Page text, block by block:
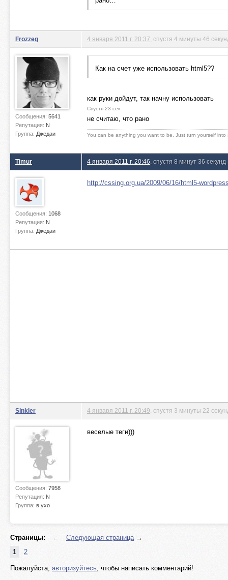
Frozzeg
Сообщения: 5641
Репутация: N
Группа: Джедаи
4 января 2011 г. 20:37 , спустя 4 минуты 46
Как на счет уже использовать html5??
как руки дойдут, так начну использовать
Спустя 23 сек.
не считаю, что рано
You can be anything you want to be. Just turn yourself
Timur
Сообщения: 1068
Репутация: N
Группа: Джедаи
4 января 2011 г. 20:46 , спустя 8 минут 36 секунд
http://cssing.org.ua/2009/06/16/html5-
Sinkler
Сообщения: 7958
Репутация: N
Группа: в ухо
4 января 2011 г. 20:49 , спустя 3 минуты 22
веселые теги)))
Страницы: ← Следующая страница→
1
2
Пожалуйста, авторизуйтесь, чтобы написать комментарий!